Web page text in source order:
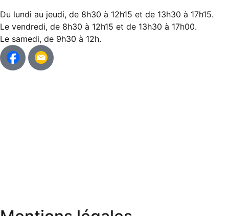
Du lundi au jeudi, de 8h30 à 12h15 et de 13h30 à 17h15.
Le vendredi, de 8h30 à 12h15 et de 13h30 à 17h00.
Le samedi, de 9h30 à 12h.